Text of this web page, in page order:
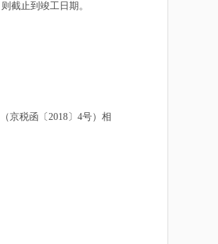
截止到竣工日期。
京税函〔2018〕4号）相